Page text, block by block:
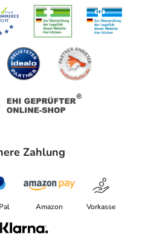
Zahlung
Amazon Vorkasse